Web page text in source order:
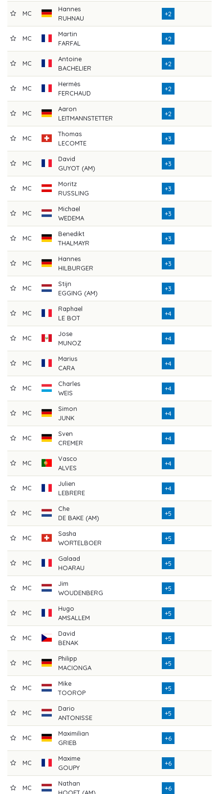
MC
Hannes
RUHNAU
+2
MC
Martin
FARFAL
+2
MC
Antoine
BACHELIER
+2
MC
Hermès
FERCHAUD
+2
MC
Aaron
LEITMANNSTETTER
+2
MC
Thomas
LECOMTE
+3
MC
David
GUYOT (AM)
+3
MC
Moritz
RUSSLING
+3
MC
Michael
WEDEMA
+3
MC
Benedikt
THALMAYR
+3
MC
Hannes
HILBURGER
+3
MC
Stijn
EGGING (AM)
+3
MC
Raphael
LE BOT
+4
MC
Jose
MUNOZ
+4
MC
Marius
CARA
+4
MC
Charles
WEIS
+4
MC
Simon
JUNK
+4
MC
Sven
CREMER
+4
MC
Vasco
ALVES
+4
MC
Julien
LEBRERE
+4
MC
Che
DE BAKE (AM)
+5
MC
Sasha
WORTELBOER
+5
MC
Galaad
HOARAU
+5
MC
Jim
WOUDENBERG
+5
MC
Hugo
AMSALLEM
+5
MC
David
BENAK
+5
MC
Philipp
MACIONGA
+5
MC
Mike
TOOROP
+5
MC
Dario
ANTONISSE
+5
MC
Maximilian
GRIEB
+6
MC
Maxime
GOUPY
+6
MC
Nathan
+6